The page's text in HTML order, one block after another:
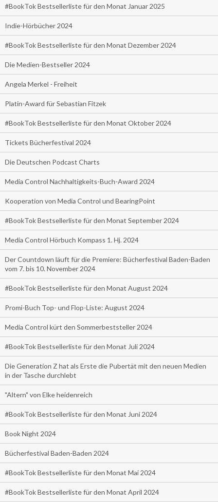
#BookTok Bestsellerliste für den Monat Januar 2025
Indie-Hörbücher 2024
#BookTok Bestsellerliste für den Monat Dezember 2024
Die Medien-Bestseller 2024
Angela Merkel - Freiheit
Platin-Award für Sebastian Fitzek
#BookTok Bestsellerliste für den Monat Oktober 2024
Tickets Bücherfestival 2024
Die Deutschen Podcast Charts
Media Control Nachhaltigkeits-Buch-Award 2024
Kooperation von Media Control und BearingPoint
#BookTok Bestsellerliste für den Monat September 2024
Media Control Hörbuch Kompass 1. Hj. 2024
Der Countdown läuft für die Premiere: Bücherfestival Baden-Baden
vom 7. bis 10. November 2024
#BookTok Bestsellerliste für den Monat August 2024
Promi-Buch Top- und Flop-Liste: August 2024
Media Control kürt den Sommerbeststeller 2024
#BookTok Bestsellerliste für den Monat Juli 2024
Die Generation Z hat als Erste die Pubertät mit den neuen Medien
in der Tasche durchlebt
"Altern" von Elke heidenreich
#BookTok Bestsellerliste für den Monat Juni 2024
Book Night 2024
Bücherfestival Baden-Baden 2024
#BookTok Bestsellerliste für den Monat Mai 2024
#BookTok Bestsellerliste für den Monat April 2024